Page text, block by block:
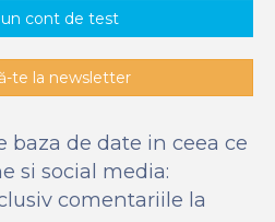
cont de test
te la newsletter
baza de date in ceea ce
si social media:
comentariile la